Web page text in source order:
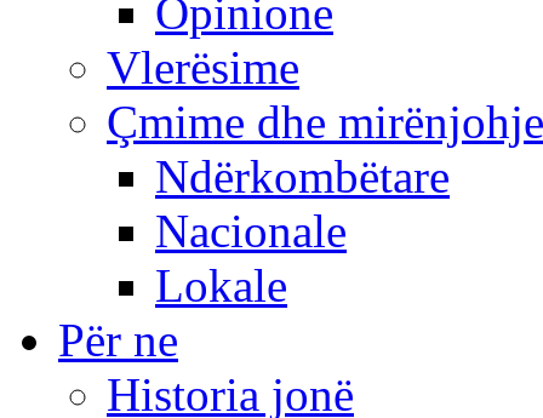
Opinione
Vlerësime
Çmime dhe mirënjohje
Ndërkombëtare
Nacionale
Lokale
Për ne
Historia jonë